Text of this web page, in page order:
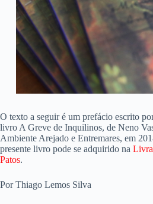
O texto a seguir é um prefácio escrito
livro A Greve de Inquilinos, de Neno
Ambiente Arejado e Entremares, em
presente livro pode se adquirido na
Patos.
Por Thiago Lemos Silva